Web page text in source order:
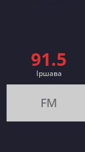
91.5
Іршава
FM